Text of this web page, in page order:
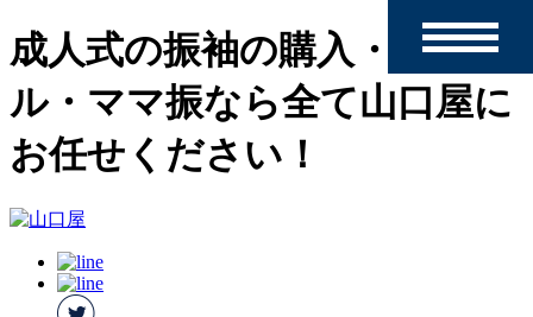
成人式の振袖の購入・レンタ
ル・ママ振なら全て山口屋に
お任せください！
toggle
navigation